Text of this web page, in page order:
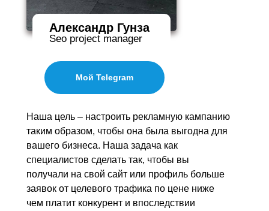
Наша цель – настроить рекламную кампанию
таким образом, чтобы она была выгодна для
вашего бизнеса. Наша задача как
специалистов сделать так, чтобы вы
получали на свой сайт или профиль больше
заявок от целевого трафика по цене ниже
чем платит конкурент и впоследствии
Мой Telegram
Александр Гунза
Seo project manager